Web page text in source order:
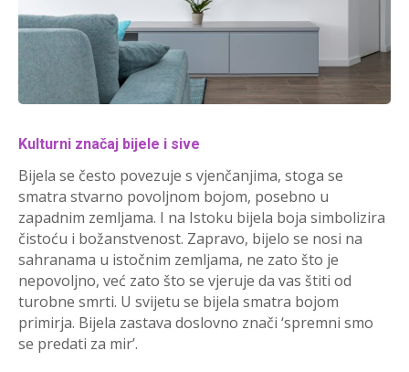
Kulturni značaj bijele i sive
Bijela se često povezuje s vjenčanjima, stoga se
smatra stvarno povoljnom bojom, posebno u
zapadnim zemljama. I na Istoku bijela boja simbolizira
čistoću i božanstvenost. Zapravo, bijelo se nosi na
sahranama u istočnim zemljama, ne zato što je
nepovoljno, već zato što se vjeruje da vas štiti od
turobne smrti. U svijetu se bijela smatra bojom
primirja. Bijela zastava doslovno znači ‘spremni smo
se predati za mir’.